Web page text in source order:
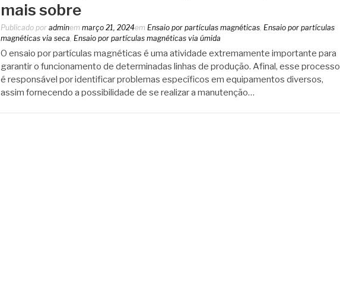
mais sobre
Publicado por adminem março 21, 2024em Ensaio por partículas magnéticas, Ensaio por partículas
magnéticas via seca, Ensaio por partículas magnéticas via úmida
O ensaio por partículas magnéticas é uma atividade extremamente importante para
garantir o funcionamento de determinadas linhas de produção. Afinal, esse processo
é responsável por identificar problemas específicos em equipamentos diversos,
assim fornecendo a possibilidade de se realizar a manutenção…